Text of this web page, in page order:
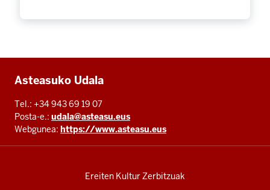
resources
Asteasuko Udala
Tel.: +34 943 69 19 07
Posta-e.: udala@asteasu.eus
Webgunea: https://www.asteasu.eus
Ereiten Kultur Zerbitzuak